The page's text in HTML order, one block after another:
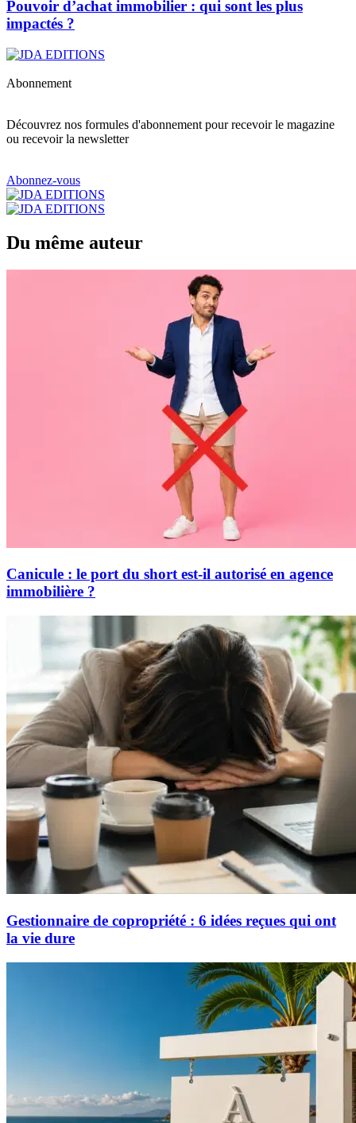
Pouvoir d’achat immobilier : qui sont les plus
impactés ?
Abonnement
Découvrez nos formules d'abonnement pour recevoir le magazine
ou recevoir la newsletter
Abonnez-vous
Du même auteur
Canicule : le port du short est-il autorisé en agence
immobilière ?
Gestionnaire de copropriété : 6 idées reçues qui ont
la vie dure